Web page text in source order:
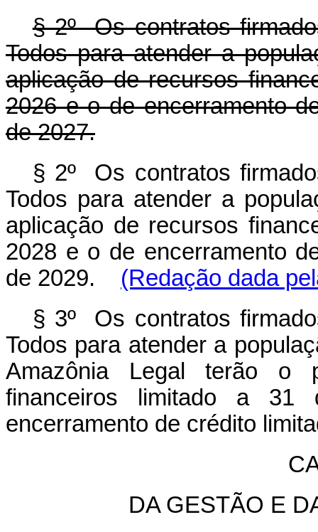
§ 2º Os contratos
Todos para atender a
aplicação de recursos
2026 e o de encerramento
de 2027.
§ 2º Os contratos
Todos para atender a
aplicação de recursos
2028 e o de encerramento
de 2029.
(Redação dada
§ 3º Os contratos
Todos para atender a
Amazônia Legal terão o
financeiros limitado a
encerramento de crédito
DA GESTÃO E